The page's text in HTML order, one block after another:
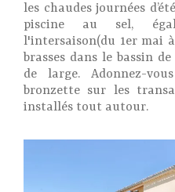
les chaudes journées
piscine au sel,
l'intersaison(du 1er mai
brasses dans le bassin
de large. Adonnez-
bronzette sur les
installés tout autour.